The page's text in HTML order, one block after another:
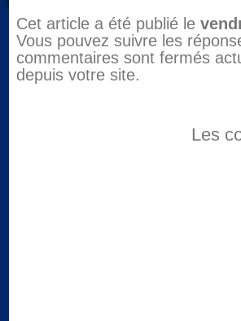
Cet article a été publié le
Vous pouvez suivre les
commentaires sont fermés
depuis votre site.
Les